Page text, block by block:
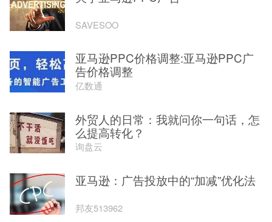
SAVESOO
亚马逊PPC价格调整:亚马逊PPC广
告价格调整
亿数通
外贸人的日常：我就问你一句话，怎
么提高转化？
询盘云
亚马逊：广告投放中的“加减”优化法
邦友513962